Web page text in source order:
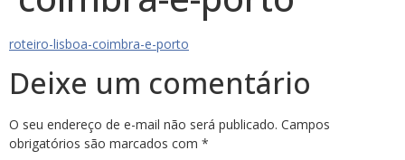
roteiro-lisboa-coimbra-e-porto
Deixe um comentário
O seu endereço de e-mail não será publicado. Campos
obrigatórios são marcados com *